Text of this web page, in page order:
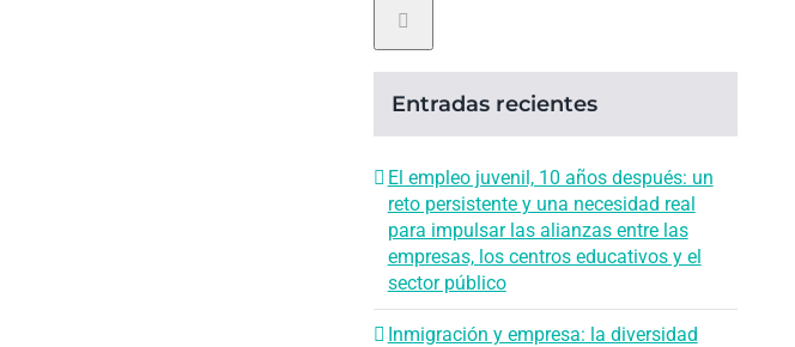
Entradas recientes
El empleo juvenil, 10 años después: un
reto persistente y una necesidad real
para impulsar las alianzas entre las
empresas, los centros educativos y el
sector público
Inmigración y empresa: la diversidad